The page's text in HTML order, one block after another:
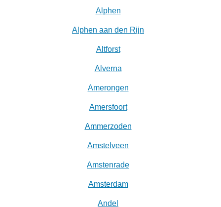
Alphen
Alphen aan den Rijn
Altforst
Alverna
Amerongen
Amersfoort
Ammerzoden
Amstelveen
Amstenrade
Amsterdam
Andel